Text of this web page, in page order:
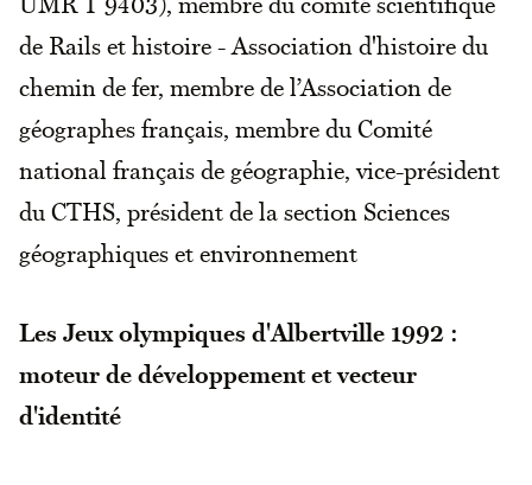
de Rails et histoire - Association d'histoire du
chemin de fer, membre de l’Association de
géographes français, membre du Comité
national français de géographie, vice-président
du CTHS, président de la section Sciences
géographiques et environnement
Les Jeux olympiques d'Albertville 1992 :
moteur de développement et vecteur
d'identité